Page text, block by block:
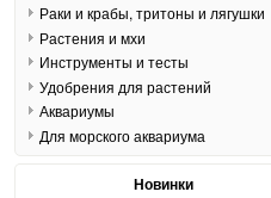
Раки и крабы, тритоны и лягушки
Растения и мхи
Инструменты и тесты
Удобрения для растений
Аквариумы
Для морского аквариума
Новинки